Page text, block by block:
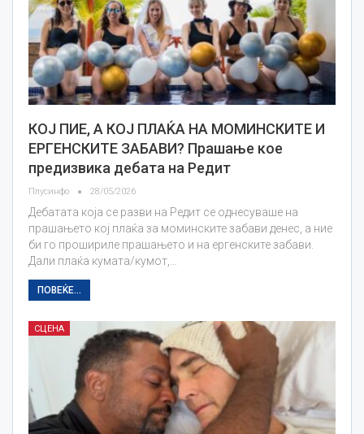
КОЈ ПИЕ, А КОЈ ПЛАЌА НА МОМИНСКИТЕ И
ЕРГЕНСКИТЕ ЗАБАВИ? Прашање кое
предизвика дебата на Редит
Плусинфо 28/05/2026
Дебатата која се разви на Редит се однесуваше на
прашањето кој плаќа за моминските забави денес, а ние
би го прошириле прашањето и на ергенските забави.
Дали плаќа кумата/кумот,…
ПОВЕЌЕ...
СЦЕНА